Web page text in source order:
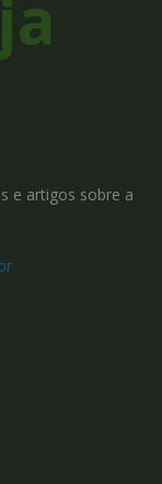
e artigos sobre a